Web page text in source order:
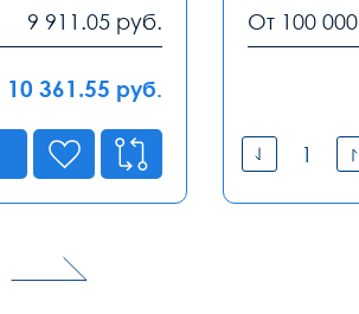
9 911.05 руб.
10 361.55 руб.
От 100 000